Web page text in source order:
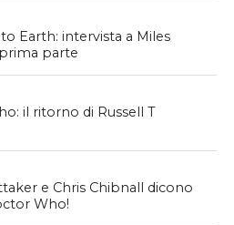
Earth: intervista a Miles
parte
il ritorno di Russell T
e Chris Chibnall dicono
Who!